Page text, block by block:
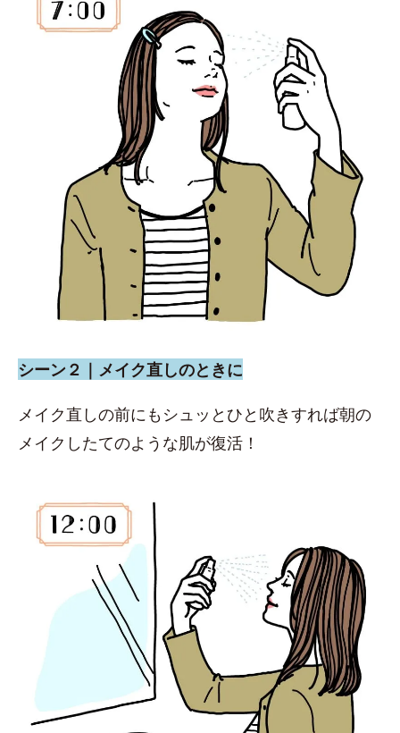
シーン２｜メイク直しのときに
メイク直しの前にもシュッとひと吹きすれば朝の
メイクしたてのような肌が復活！